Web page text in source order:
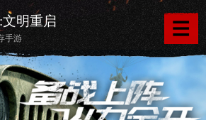
明重启
手游